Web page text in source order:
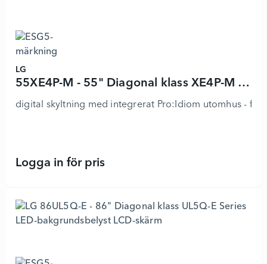
LG
55XE4P-M - 55" Diagonal klass XE4P-M Series LED-bakgrundsbelyst LCD-skärm
digital skyltning med integrerat Pro:Idiom utomhus - full
Logga in för pris55XE4P-M - 55" Diagonal klass